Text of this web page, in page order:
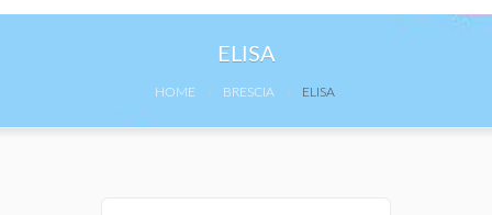
ELISA
HOME BRESCIA ELISA